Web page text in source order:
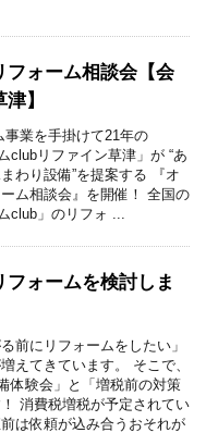
フォーム相談会【会
】
事業を手掛けて21年の
clubリファイン草津」が “あ
わり設備”を提案する 『オ
ム相談会』を開催！ 全国の
club」のリフォ ...
ォームを検討しま
前にリフォームをしたい」
えてきています。 そこで、
体験会」と「増税前の対策
消費税増税が予定されてい
は依頼が込み合うおそれが